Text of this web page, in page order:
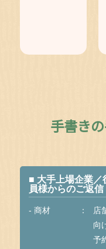
手書き
■ 大手上場企業／
員様からのご返信
- 商材
店
向
予